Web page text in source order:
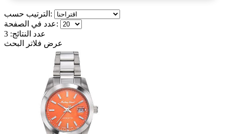
الترتيب حسب:
عدد في الصفحة:
عدد النتائج: 3
عرض فلاتر البحث